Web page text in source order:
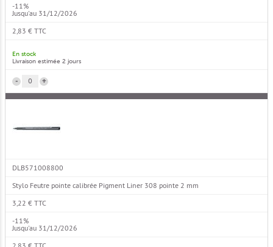
-11%
Jusqu'au 31/12/2026
2,83 € TTC
En stock
Livraison estimée 2 jours
+
-
DLB571008800
Stylo Feutre pointe calibrée Pigment Liner 308 pointe 2 mm
3,22 € TTC
-11%
Jusqu'au 31/12/2026